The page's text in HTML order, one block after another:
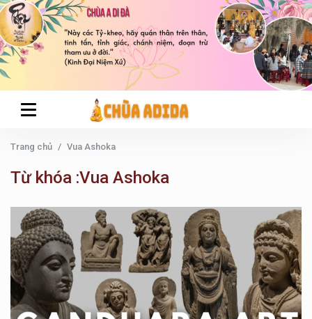
Trang chủ Vua Ashoka
Từ khóa :Vua Ashoka